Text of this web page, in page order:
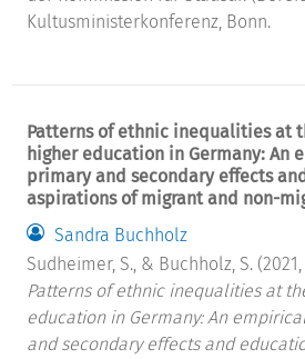
Kultusministerkonferenz, Bonn.
Patterns of ethnic inequalities at
higher education in Germany: An
primary and secondary effects
aspirations of migrant and non-
Sandra Buchholz
Sudheimer, S., & Buchholz, S.
Patterns of ethnic inequalities at
education in Germany: An
and secondary effects and